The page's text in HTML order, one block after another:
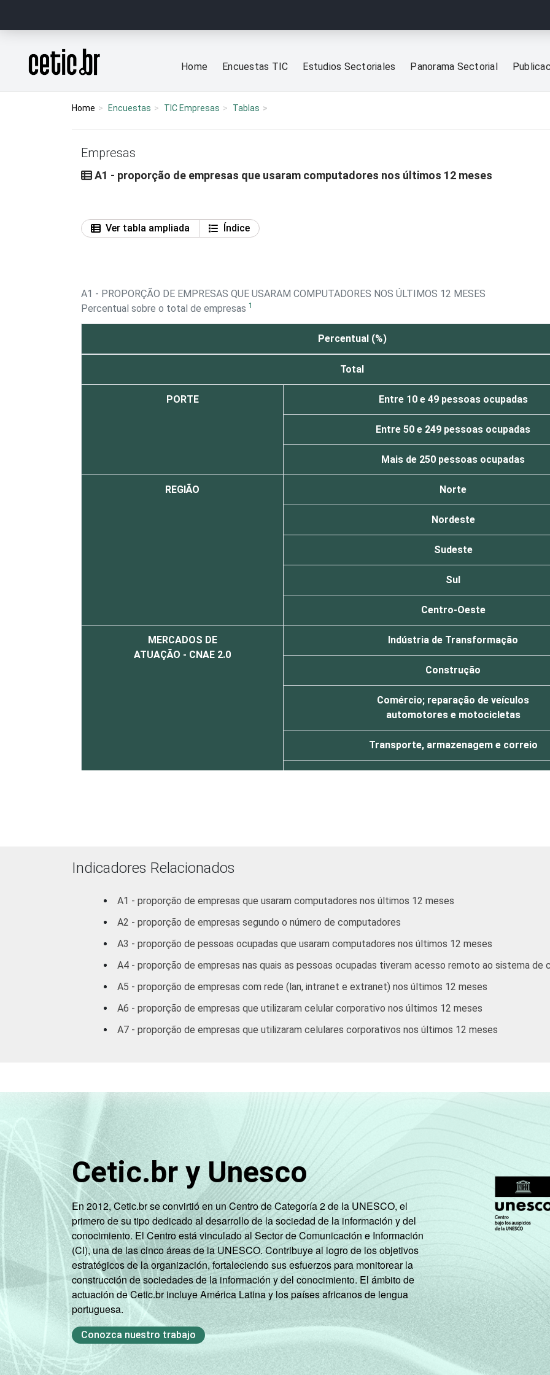
Página inicial
Home Encuestas TIC Estudios Sectoriales Panorama Sectorial
Home Encuestas TIC Empresas Tablas
Empresas
A1 - proporção de empresas que usaram computadores nos últimos 12 meses
Ver tabla ampliada
Índice
A1 - PROPORÇÃO DE EMPRESAS QUE USARAM COMPUTADORES NOS ÚLTIMOS 12 MESES
Percentual sobre o total de empresas 1
Percentual (%)
Total
PORTE Entre 10 e 49 pessoas ocupadas
Entre 50 e 249 pessoas ocupadas
Mais de 250 pessoas ocupadas
REGIÃO Norte
Nordeste
Sudeste
Sul
Centro-Oeste
MERCADOS DE
ATUAÇÃO - CNAE 2.0
Indústria de Transformação
Construção
Comércio; reparação de veículos
automotores e motocicletas
Transporte, armazenagem e correio
cultura, esporte e recreação; Outras
Base: 5 600 empresas com 10 ou mais funcionários, que constituem os seguintes segmentos da CNAE
Fonte: NIC.br - out 2011 / jan 2012
Indicadores Relacionados
A1 - proporção de empresas que usaram computadores nos últimos 12 meses
A2 - proporção de empresas segundo o número de computadores
A3 - proporção de pessoas ocupadas que usaram computadores nos últimos 12 meses
A5 - proporção de empresas com rede (lan, intranet e extranet) nos últimos 12 meses
A6 - proporção de empresas que utilizaram celular corporativo nos últimos 12 meses
A7 - proporção de empresas que utilizaram celulares corporativos nos últimos 12 meses
Cetic.br y Unesco
En 2012, Cetic.br se convirtió en un Centro de Categoría 2 de la UNESCO, el
primero de su tipo dedicado al desarrollo de la sociedad de la información y del
conocimiento. El Centro está vinculado al Sector de Comunicación e Información
(CI), una de las cinco áreas de la UNESCO. Contribuye al logro de los objetivos
estratégicos de la organización, fortaleciendo sus esfuerzos para monitorear la
construcción de sociedades de la información y del conocimiento. El ámbito de
actuación de Cetic.br incluye América Latina y los países africanos de lengua
portuguesa.
Conozca nuestro trabajo